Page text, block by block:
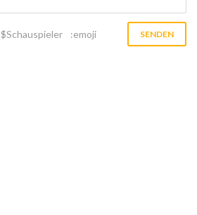
$Schauspieler :emoji